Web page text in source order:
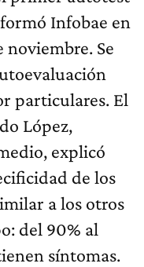
Infobae en
noviembre. Se
particulares. El
López,
explicó
de los
a los otros
del 90% al
síntomas.